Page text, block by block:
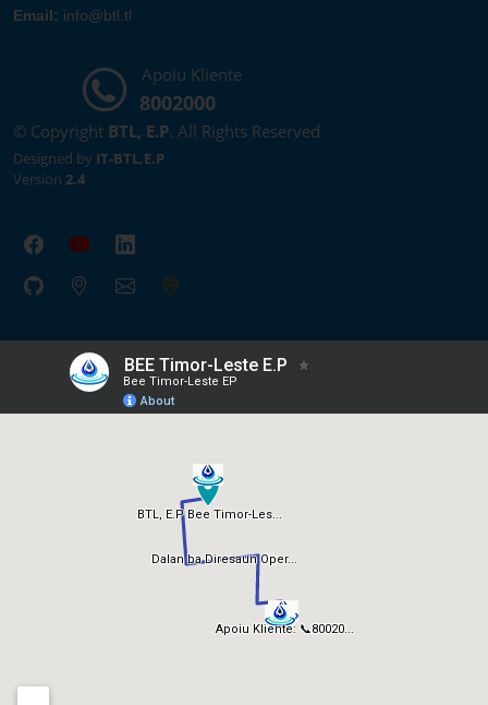
Email: info@btl.tl
Apoiu Kliente
8002000
© Copyright BTL, E.P. All Rights Reserved
Designed by IT-BTL,E.P
Version 2.4